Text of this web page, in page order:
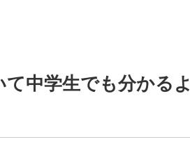
中学生でも分かるよ